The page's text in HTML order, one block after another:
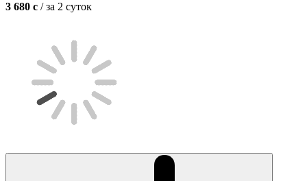
3 680 c / за 2 суток